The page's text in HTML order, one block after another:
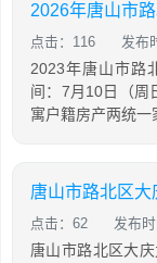
点击：116 发布
2023年唐山市路
间：7月10日（周
寓户籍房产两统
唐山市路北区
点击：62 发布
唐山市路北区大